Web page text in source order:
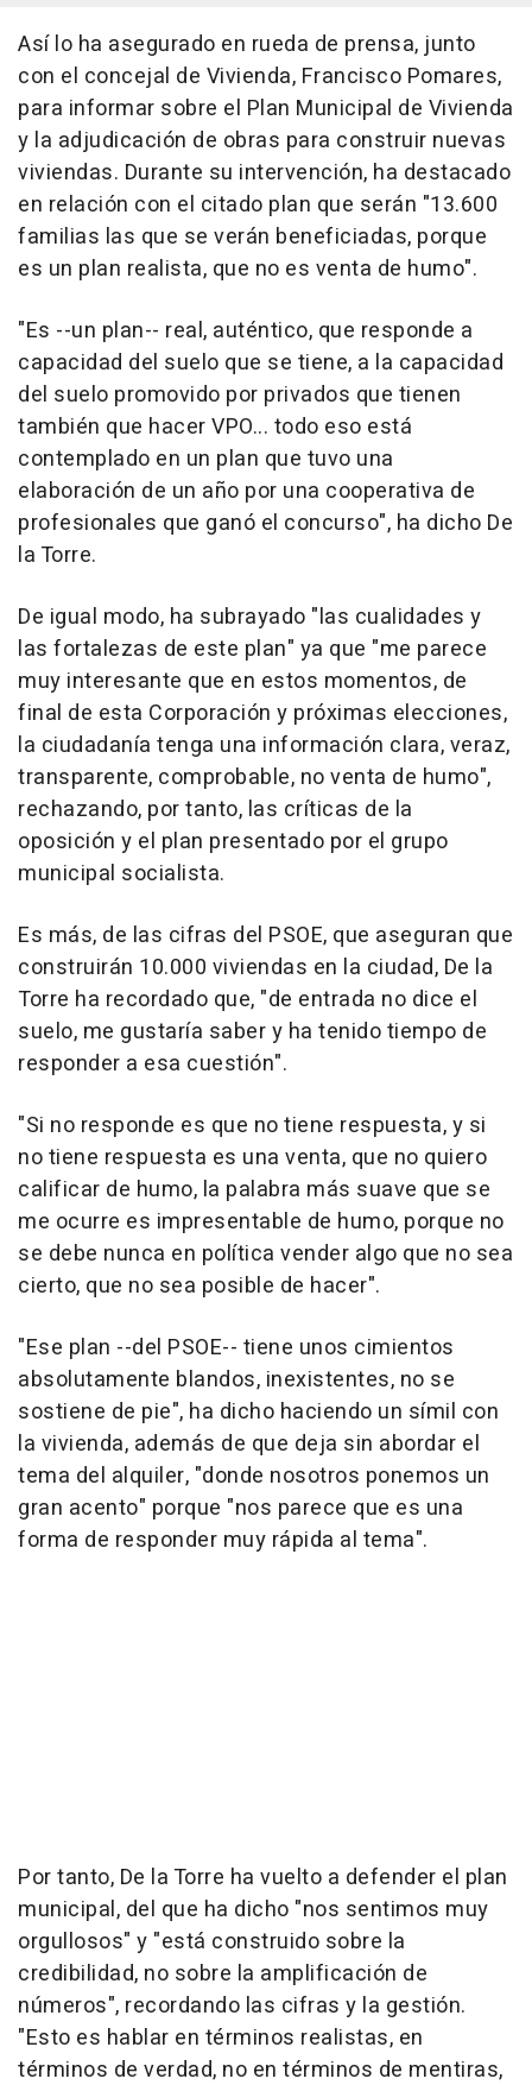
Así lo ha asegurado en rueda de prensa, junto
con el concejal de Vivienda, Francisco Pomares,
para informar sobre el Plan Municipal de Vivienda
y la adjudicación de obras para construir nuevas
viviendas. Durante su intervención, ha destacado
en relación con el citado plan que serán "13.600
familias las que se verán beneficiadas, porque
es un plan realista, que no es venta de humo".
"Es --un plan-- real, auténtico, que responde a
capacidad del suelo que se tiene, a la capacidad
del suelo promovido por privados que tienen
también que hacer VPO... todo eso está
contemplado en un plan que tuvo una
elaboración de un año por una cooperativa de
profesionales que ganó el concurso", ha dicho De
la Torre.
De igual modo, ha subrayado "las cualidades y
las fortalezas de este plan" ya que "me parece
muy interesante que en estos momentos, de
final de esta Corporación y próximas elecciones,
la ciudadanía tenga una información clara, veraz,
transparente, comprobable, no venta de humo",
rechazando, por tanto, las críticas de la
oposición y el plan presentado por el grupo
municipal socialista.
Es más, de las cifras del PSOE, que aseguran que
construirán 10.000 viviendas en la ciudad, De la
Torre ha recordado que, "de entrada no dice el
suelo, me gustaría saber y ha tenido tiempo de
responder a esa cuestión".
"Si no responde es que no tiene respuesta, y si
no tiene respuesta es una venta, que no quiero
calificar de humo, la palabra más suave que se
me ocurre es impresentable de humo, porque no
se debe nunca en política vender algo que no sea
cierto, que no sea posible de hacer".
"Ese plan --del PSOE-- tiene unos cimientos
absolutamente blandos, inexistentes, no se
sostiene de pie", ha dicho haciendo un símil con
la vivienda, además de que deja sin abordar el
tema del alquiler, "donde nosotros ponemos un
gran acento" porque "nos parece que es una
forma de responder muy rápida al tema".
Por tanto, De la Torre ha vuelto a defender el plan
municipal, del que ha dicho "nos sentimos muy
orgullosos" y "está construido sobre la
credibilidad, no sobre la amplificación de
números", recordando las cifras y la gestión.
"Esto es hablar en términos realistas, en
términos de verdad, no en términos de mentiras,